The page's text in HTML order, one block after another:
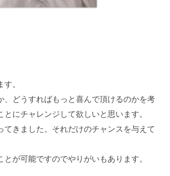
。
どうすればもっと喜んで頂けるのかを考
にチャレンジして欲しいと思います。
きました。それだけのチャンスを与えて
が可能ですのでやりがいもあります。